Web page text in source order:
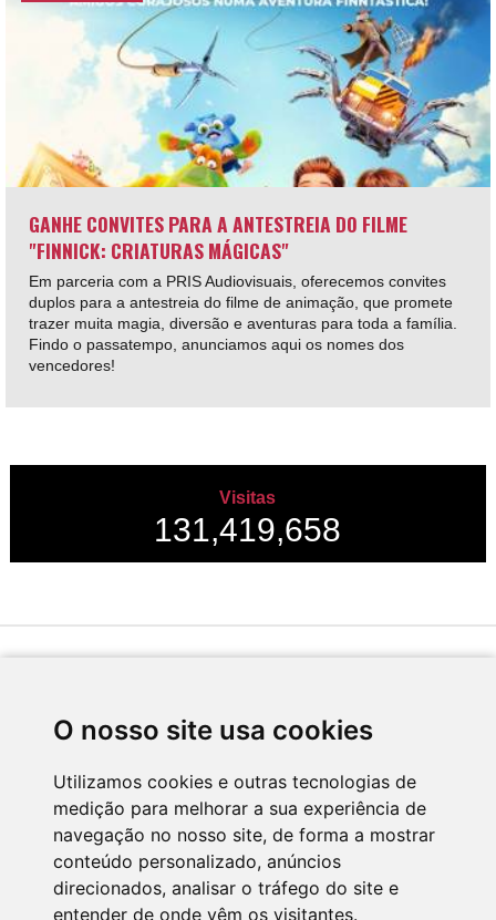
O nosso site usa cookies
Utilizamos cookies e outras tecnologias de
medição para melhorar a sua experiência de
navegação no nosso site, de forma a mostrar
conteúdo personalizado, anúncios
direcionados, analisar o tráfego do site e
entender de onde vêm os visitantes.
GANHE CONVITES PARA A ANTESTREIA DO FILME
"FINNICK: CRIATURAS MÁGICAS"
Em parceria com a PRIS Audiovisuais, oferecemos convites
duplos para a antestreia do filme de animação, que promete
trazer muita magia, diversão e aventuras para toda a família.
Findo o passatempo, anunciamos aqui os nomes dos
vencedores!
Visitas
131,419,658